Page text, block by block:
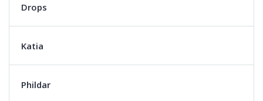
Drops
Katia
Phildar